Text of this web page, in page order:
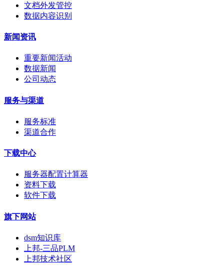
文档外发管控
数据内容识别
新闻资讯
重要新闻活动
数据新闻
公司动态
服务与渠道
服务标准
渠道合作
下载中心
服务器配置计算器
资料下载
软件下载
旗下网站
dsm知识库
上邦-三品PLM
上邦技术社区